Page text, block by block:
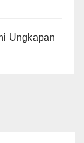
Ungkapan